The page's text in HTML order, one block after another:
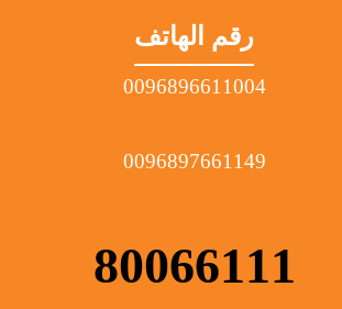
رقم الهاتف
0096896611004
0096897661149
80066111